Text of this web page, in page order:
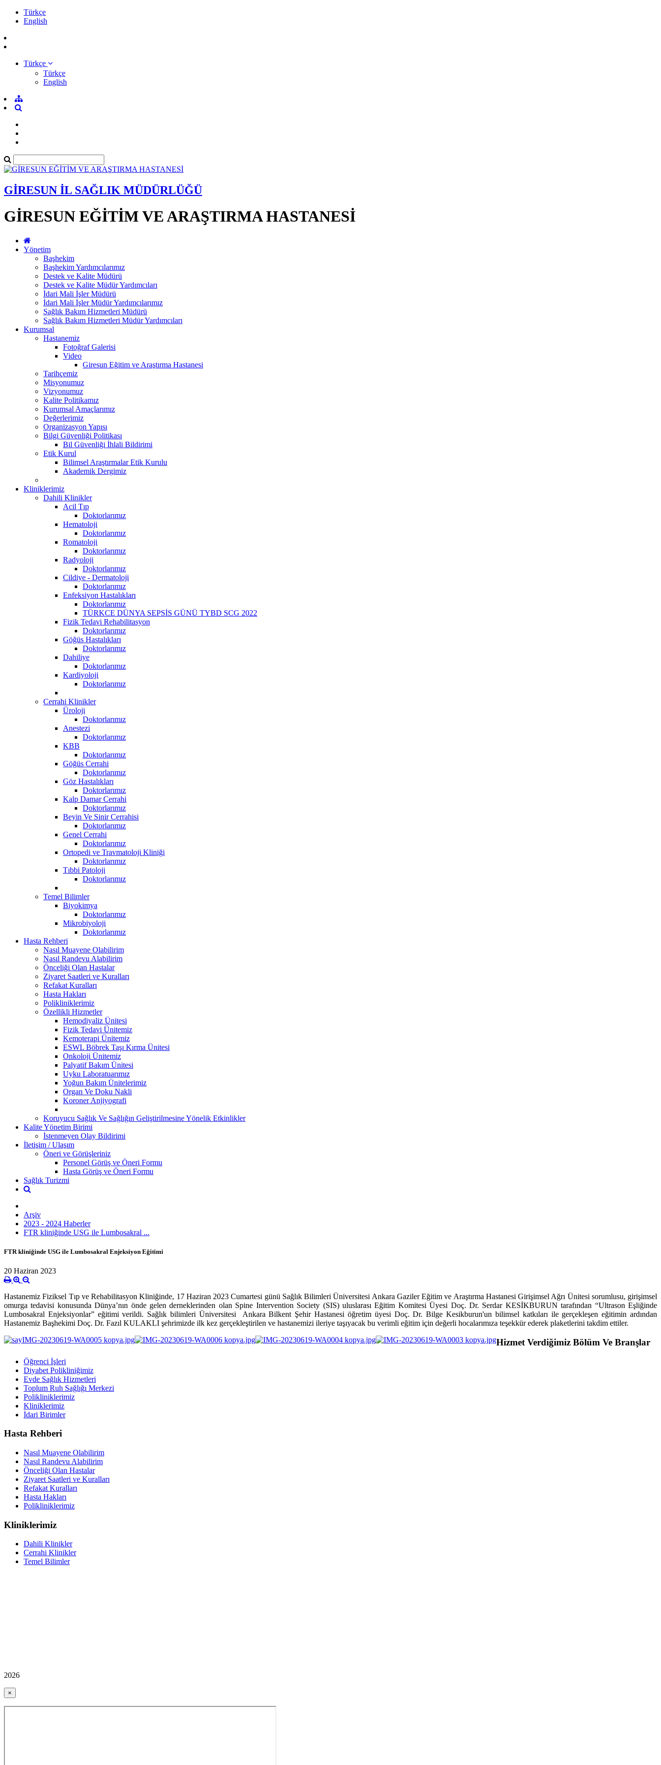
Türkçe
English
Türkçe
Türkçe
English
GİRESUN İL SAĞLIK MÜDÜRLÜĞÜ
GİRESUN EĞİTİM VE ARAŞTIRMA HASTANESİ
Yönetim
Başhekim
Başhekim Yardımcılarımız
Destek ve Kalite Müdürü
Destek ve Kalite Müdür Yardımcıları
İdari Mali İşler Müdürü
İdari Mali İşler Müdür Yardımcılarımız
Sağlık Bakım Hizmetleri Müdürü
Sağlık Bakım Hizmetleri Müdür Yardımcıları
Kurumsal
Hastanemiz
Fotoğraf Galerisi
Video
Giresun Eğitim ve Araştırma Hastanesi
Tarihçemiz
Misyonumuz
Vizyonumuz
Kalite Politikamız
Kurumsal Amaçlarımız
Değerlerimiz
Organizasyon Yapısı
Bilgi Güvenliği Politikası
Bil Güvenliği İhlali Bildirimi
Etik Kurul
Bilimsel Araştırmalar Etik Kurulu
Akademik Dergimiz
Kliniklerimiz
Dahili Klinikler
Acil Tıp
Doktorlarımız
Hematoloji
Doktorlarımız
Romatoloji
Doktorlarımız
Radyoloji
Doktorlarımız
Cildiye - Dermatoloji
Doktorlarımız
Enfeksiyon Hastalıkları
Doktorlarımız
TÜRKCE DÜNYA SEPSİS GÜNÜ TYBD SCG 2022
Fizik Tedavi Rehabilitasyon
Doktorlarımız
Göğüs Hastalıkları
Doktorlarımız
Dahiliye
Doktorlarımız
Kardiyoloji
Doktorlarımız
Cerrahi Klinikler
Üroloji
Doktorlarımız
Anestezi
Doktorlarımız
KBB
Doktorlarımız
Göğüs Cerrahi
Doktorlarımız
Göz Hastalıkları
Doktorlarımız
Kalp Damar Cerrahi
Doktorlarımız
Beyin Ve Sinir Cerrahisi
Doktorlarımız
Genel Cerrahi
Doktorlarımız
Ortopedi ve Travmatoloji Kliniği
Doktorlarımız
Tıbbi Patoloji
Doktorlarımız
Temel Bilimler
Biyokimya
Doktorlarımız
Mikrobiyoloji
Doktorlarımız
Hasta Rehberi
Nasıl Muayene Olabilirim
Nasıl Randevu Alabilirim
Önceliği Olan Hastalar
Ziyaret Saatleri ve Kuralları
Refakat Kuralları
Hasta Hakları
Polikliniklerimiz
Özellikli Hizmetler
Hemodiyaliz Ünitesi
Fizik Tedavi Ünitemiz
Kemoterapi Ünitemiz
ESWL Böbrek Taşı Kırma Ünitesi
Onkoloji Ünitemiz
Palyatif Bakım Ünitesi
Uyku Laboratuarımız
Yoğun Bakım Ünitelerimiz
Organ Ve Doku Nakli
Koroner Anjiyografi
Koruyucu Sağlık Ve Sağlığın Geliştirilmesine Yönelik Etkinlikler
Kalite Yönetim Birimi
İstenmeyen Olay Bildirimi
İletişim / Ulaşım
Öneri ve Görüşleriniz
Personel Görüş ve Öneri Formu
Hasta Görüş ve Öneri Formu
Sağlık Turizmi
Arşiv
2023 - 2024 Haberler
FTR kliniğinde USG ile Lumbosakral ...
FTR kliniğinde USG ile Lumbosakral Enjeksiyon Eğitimi
20 Haziran 2023
Hastanemiz Fiziksel Tıp ve Rehabilitasyon Kliniğinde, 17 Haziran 2023 Cumartesi günü Sağlık Bilimleri Üniversitesi Ankara Gaziler Eğitim ve Araştırma Hastanesi Girişimsel Ağrı Ünitesi sorumlusu, girişimsel
omurga tedavisi konusunda Dünya’nın önde gelen derneklerinden olan Spine Intervention Society (SIS) uluslarası Eğitim Komitesi Üyesi Doç. Dr. Serdar KESİKBURUN tarafından “Ultrason Eşliğinde
Lumbosakral Enjeksiyonlar” eğitimi verildi. Sağlık bilimleri Üniversitesi Ankara Bilkent Şehir Hastanesi öğretim üyesi Doç. Dr. Bilge Kesikburun'un bilimsel katkıları ile gerçekleşen eğitimin ardından
Hastanemiz Başhekimi Doç. Dr. Fazıl KULAKLI şehrimizde ilk kez gerçekleştirilen ve hastanemizi ileriye taşıyacak bu verimli eğitim için değerli hocalarımıza teşekkür ederek plaketlerini takdim ettiler.
Hizmet Verdiğimiz Bölüm Ve Branşlar
Öğrenci İşleri
Diyabet Polikliniğimiz
Evde Sağlık Hizmetleri
Toplum Ruh Sağlığı Merkezi
Polikliniklerimiz
Kliniklerimiz
İdari Birimler
Hasta Rehberi
Nasıl Muayene Olabilirim
Nasıl Randevu Alabilirim
Önceliği Olan Hastalar
Ziyaret Saatleri ve Kuralları
Refakat Kuralları
Hasta Hakları
Polikliniklerimiz
Kliniklerimiz
Dahili Klinikler
Cerrahi Klinikler
Temel Bilimler
2026
×